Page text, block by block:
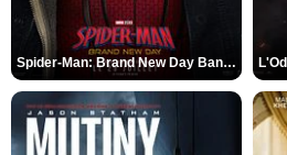
Spider-Man: Brand New Day Bande-annonce VO STFR